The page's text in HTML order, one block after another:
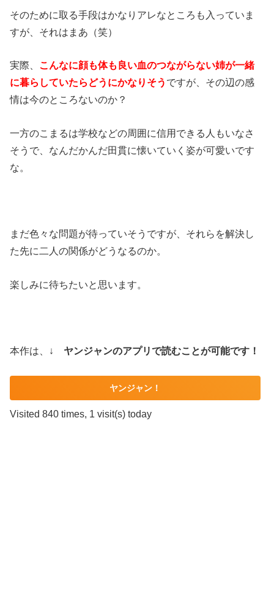
そのために取る手段はかなりアレなところも入っていま
すが、それはまあ（笑）
実際、 こんなに顔も体も良い血のつながらない姉が一緒
に暮らしていたらどうにかなりそう ですが、その辺の感
情は今のところないのか？
一方のこまるは学校などの周囲に信用できる人もいなさ
そうで、なんだかんだ田貫に懐いていく姿が可愛いです
な。
まだ色々な問題が待っていそうですが、それらを解決し
た先に二人の関係がどうなるのか。
楽しみに待ちたいと思います。
本作は、↓ ヤンジャンのアプリで読むことが可能です！
ヤンジャン！
Visited 840 times, 1 visit(s) today